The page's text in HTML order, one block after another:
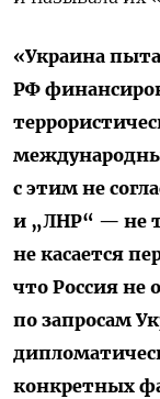
«Украина
РФ
с этим не
и „ЛНР“ — не
не касается
что Россия не
по запросам
конкретных